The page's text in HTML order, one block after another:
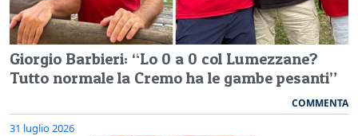
Giorgio Barbieri: “Lo 0 a 0 col Lumezzane?
Tutto normale la Cremo ha le gambe pesanti”
COMMENTA
31 luglio 2026